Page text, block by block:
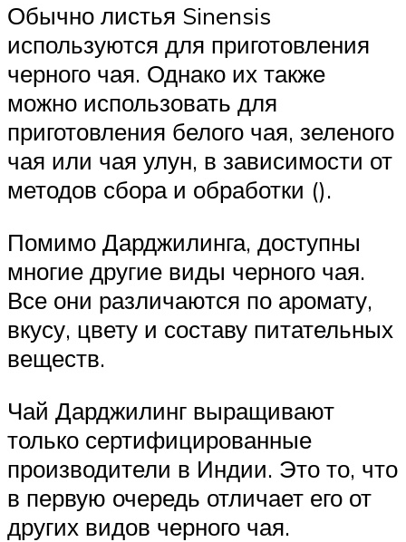
Обычно листья Sinensis
используются для приготовления
черного чая. Однако их также
можно использовать для
приготовления белого чая, зеленого
чая или чая улун, в зависимости от
методов сбора и обработки ().
Помимо Дарджилинга, доступны
многие другие виды черного чая.
Все они различаются по аромату,
вкусу, цвету и составу питательных
веществ.
Чай Дарджилинг выращивают
только сертифицированные
производители в Индии. Это то, что
в первую очередь отличает его от
других видов черного чая.